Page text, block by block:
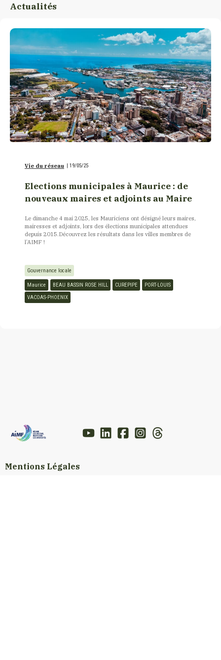
Actualités
Vie du réseau | 19/05/25
Elections municipales à Maurice : de
nouveaux maires et adjoints au Maire
Le dimanche 4 mai 2025, les Mauriciens ont désigné leurs maires,
mairesses et adjoints, lors des élections municipales attendues
depuis 2015.Découvrez les résultats dans les villes membres de
l’AIMF !
Gouvernance locale
Maurice BEAU BASSIN ROSE HILL CUREPIPE
PORT-LOUIS
VACOAS-PHOENIX
Mentions Légales